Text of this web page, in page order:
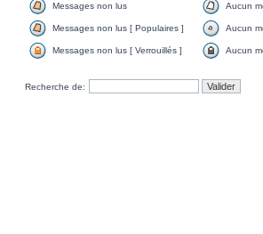
Messages non lus Aucun
Messages non lus [ Populaires ] Aucun
Messages non lus [ Verrouillés ] Aucun
Recherche de: